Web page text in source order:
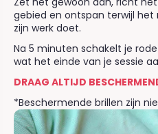
gebied en ontspan terwijl
zijn werk doet.
Na 5 minuten schakelt je
wat het einde van je sessie
DRAAG ALTIJD
*Beschermende brillen zijn